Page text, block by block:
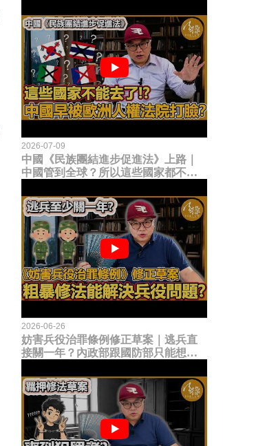
2026-07-09
中國《民族團結進步促進法》上路｜
中國管到全球？所以這些國家都不能
臉？
2026-06-26
妨害兵役治罪條例修正草案｜逃兵直
接關一年？內政部跟國防部只能想到
題？